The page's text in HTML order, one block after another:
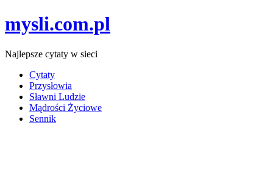
mysli.com.pl
Najlepsze cytaty w sieci
Cytaty
Przysłowia
Sławni Ludzie
Mądrości Życiowe
Sennik